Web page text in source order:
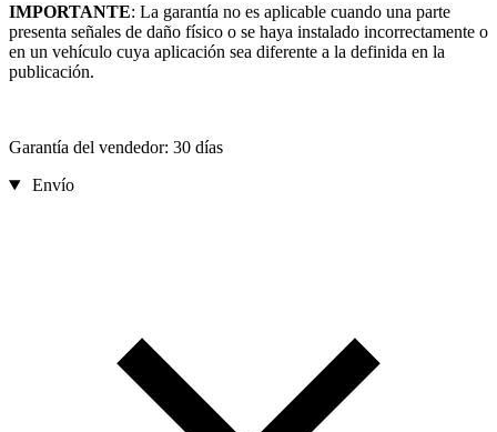
IMPORTANTE: La garantía no es aplicable cuando una parte
presenta señales de daño físico o se haya instalado incorrectamente o
en un vehículo cuya aplicación sea diferente a la definida en la
publicación.
Garantía del vendedor: 30 días
Envío